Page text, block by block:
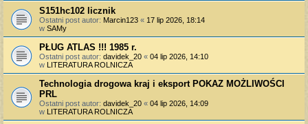
S151hc102 licznik
Ostatni post autor: Marcin123 « 17 lip 2026, 18:14
w SAMy
PŁUG ATLAS !!! 1985 r.
Ostatni post autor: davidek_20 « 04 lip 2026, 14:10
w LITERATURA ROLNICZA
Technologia drogowa kraj i eksport POKAZ MOŻLIWOŚCI
PRL
Ostatni post autor: davidek_20 « 04 lip 2026, 14:09
w LITERATURA ROLNICZA